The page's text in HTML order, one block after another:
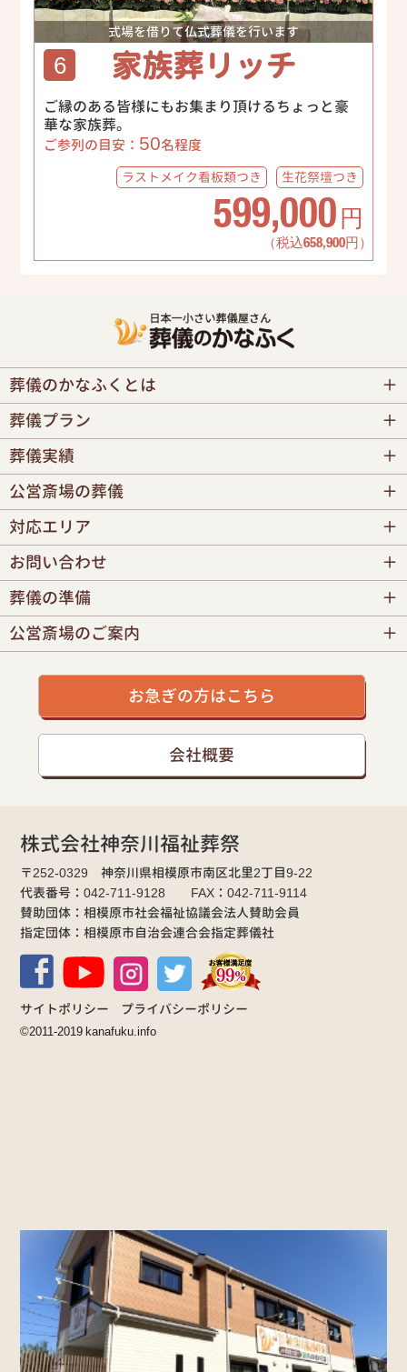
式場を借りて仏式葬儀を行います
6 家族葬リッチ
ご縁のある皆様にもお集まり頂けるちょっと豪
華な家族葬。
ご参列の目安： 50名程度
ラストメイク看板類つき 生花祭壇つき
599,000 円
（税込658,900円）
葬儀のかなふくとは
葬儀プラン
葬儀実績
公営斎場の葬儀
対応エリア
お問い合わせ
葬儀の準備
公営斎場のご案内
お急ぎの方はこちら
会社概要
株式会社神奈川福祉葬祭
〒252-0329 神奈川県相模原市南区北里2丁目9-22
代表番号：042-711-9128 FAX：042-711-9114
賛助団体：相模原市社会福祉協議会法人賛助会員
指定団体：相模原市自治会連合会指定葬儀社
サイトポリシー プライバシーポリシー
©2011-2019 kanafuku.info